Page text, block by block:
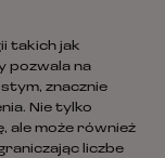
takich jak
pozwala na
znacznie
Nie tylko
ale może również
liczbe